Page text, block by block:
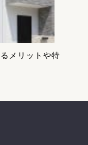
メリットや特